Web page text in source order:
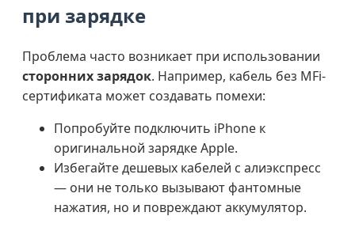
при зарядке
Проблема часто возникает при использовании
сторонних зарядок. Например, кабель без MFi-
сертификата может создавать помехи:
Попробуйте подключить iPhone к
оригинальной зарядке Apple.
Избегайте дешевых кабелей с алиэкспресс
— они не только вызывают фантомные
нажатия, но и повреждают аккумулятор.